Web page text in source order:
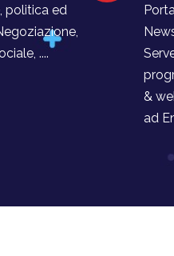
politica ed
....
&
ad